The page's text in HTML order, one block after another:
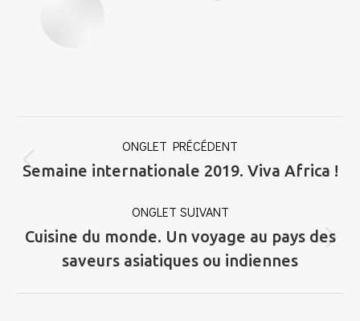
DE
COMMENTAIRE
ONGLET PRÉCÉDENT
Onglet
Semaine internationale 2019. Viva Africa !
ONGLET SUIVANT
Onglet
suivant
Cuisine du monde. Un voyage au pays des
saveurs asiatiques ou indiennes